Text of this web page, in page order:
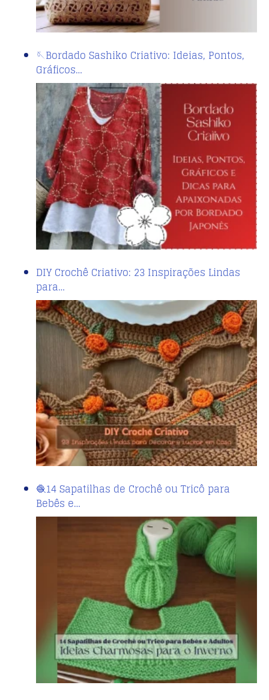
🪡Bordado Sashiko Criativo: Ideias, Pontos,
Gráficos…
DIY Crochê Criativo: 23 Inspirações Lindas
para…
🧶14 Sapatilhas de Crochê ou Tricô para
Bebês e…